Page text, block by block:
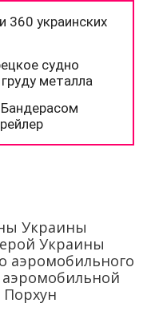
Украины
Украины
аэромобильного
аэромобильной